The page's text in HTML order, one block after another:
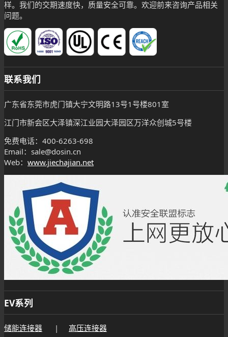
样。我们的交期速度快，质量安全可靠。欢迎前来咨询产品相关
问题。
联系我们
广东省东莞市虎门镇大宁文明路13号1号楼801室
江门市新会区大泽镇深江业园大泽园区万洋众创城5号楼
免费电话：400-6263-698
Email：sale@dosin.cn
Web： www.jiechajian.net
EV系列
储能连接器 | 高压连接器